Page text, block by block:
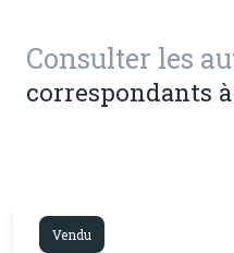
Consulter les
correspondants
Vendu